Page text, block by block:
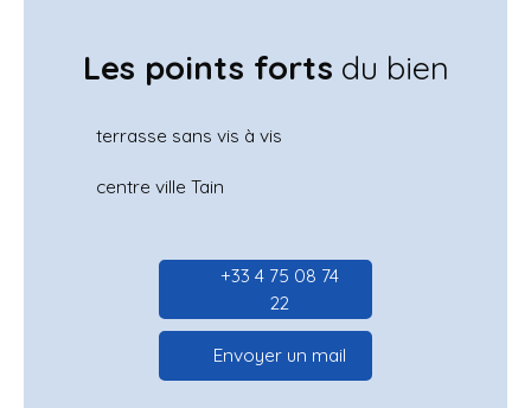
Les points forts du bien
terrasse sans vis à vis
centre ville Tain
+33 4 75 08 74
22
Envoyer un mail